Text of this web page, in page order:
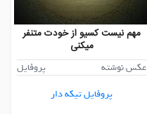
مهم نیست کسیو از خودت متنفر
میکنی
عکس نوشته
پروفایل
پروفایل تیکه دار